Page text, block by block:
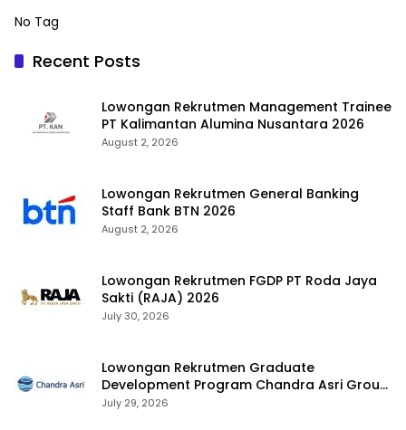
No Tag
Recent Posts
Lowongan Rekrutmen Management Trainee
PT Kalimantan Alumina Nusantara 2026
August 2, 2026
Lowongan Rekrutmen General Banking
Staff Bank BTN 2026
August 2, 2026
Lowongan Rekrutmen FGDP PT Roda Jaya
Sakti (RAJA) 2026
July 30, 2026
Lowongan Rekrutmen Graduate
Development Program Chandra Asri Group
2026
July 29, 2026